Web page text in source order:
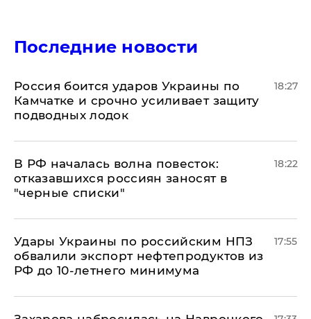
Последние новости
Россия боится ударов Украины по
Камчатке и срочно усиливает защиту
подводных лодок
18:27
​В РФ началась волна повесток:
отказавшихся россиян заносят в
"черные списки"
18:22
Удары Украины по российским НПЗ
обвалили экспорт нефтепродуктов из
РФ до 10-летнего минимума
17:55